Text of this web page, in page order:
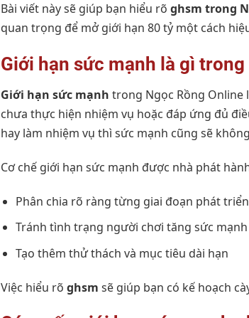
Bài viết này sẽ giúp bạn hiểu rõ ghsm trong
quan trọng để mở giới hạn 80 tỷ một cách
Giới hạn sức mạnh là gì
Giới hạn sức mạnh trong Ngọc Rồng
chưa thực hiện nhiệm vụ hoặc đáp ứng đủ
hay làm nhiệm vụ thì sức mạnh cũng sẽ
Cơ chế giới hạn sức mạnh được nhà phát
Phân chia rõ ràng từng giai đoạn phát
Tránh tình trạng người chơi tăng sức
Tạo thêm thử thách và mục tiêu dài hạn
Việc hiểu rõ ghsm sẽ giúp bạn có kế hoạch